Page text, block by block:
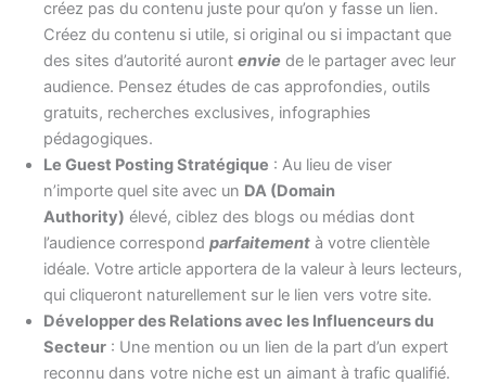
créez pas du contenu juste pour qu’on y fasse un lien.
Créez du contenu si utile, si original ou si impactant que
des sites d’autorité auront envie de le partager avec leur
audience. Pensez études de cas approfondies, outils
gratuits, recherches exclusives, infographies
pédagogiques.
Le Guest Posting Stratégique : Au lieu de viser
n’importe quel site avec un DA (Domain
Authority) élevé, ciblez des blogs ou médias dont
l’audience correspond parfaitement à votre clientèle
idéale. Votre article apportera de la valeur à leurs lecteurs,
qui cliqueront naturellement sur le lien vers votre site.
Développer des Relations avec les Influenceurs du
Secteur : Une mention ou un lien de la part d’un expert
reconnu dans votre niche est un aimant à trafic qualifié.